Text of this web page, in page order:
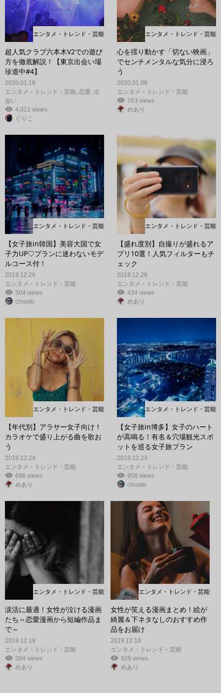
エンタメ・トレンド・芸能
超人気クラブ六本木V2での遊び
方を徹底解説！【東京出会い場
珍道中#4】
2020.01.16
エンタメ・トレンド・芸能, 恋愛, 出
会い
4,021 views
ぐりこ
エンタメ・トレンド・芸能
心を揺り動かす「切ない映画」
でセンチメンタルな気分に浸ろ
う
2020.01.08
エンタメ・トレンド・芸能
763 views
めあり
エンタメ・トレンド・芸能
【女子旅in韓国】美容大国で女
子力UP♡プランに迷わないモデ
ルコース付！
2019.12.26
エンタメ・トレンド・芸能
504 views
chisato
エンタメ・トレンド・芸能
【盛れ度別】自撮りが盛れるア
プリ10選！人気フィルターもチ
ェック
2019.12.26
エンタメ・トレンド・芸能
434 views
めあり
エンタメ・トレンド・芸能
【年代別】アラサー女子向け！
カラオケで盛り上がる曲を歌お
う
2019.12.24
エンタメ・トレンド・芸能
696 views
めあり
エンタメ・トレンド・芸能
【女子旅in博多】女子のハート
が高鳴る！有名＆穴場観光スポ
ットを巡る女子旅プラン
2019.12.23
エンタメ・トレンド・芸能
958 views
chisato
エンタメ・トレンド・芸能
涙活に最適！女性が泣ける漫画
たち～恋愛漫画から短編作品ま
で～
2019.12.19
エンタメ・トレンド・芸能
304 views
めあり
エンタメ・トレンド・芸能
女性が笑える漫画まとめ！絵が
綺麗＆下ネタなしのおすすめ作
品をお届け
2019.12.18
エンタメ・トレンド・芸能
926 views
めあり